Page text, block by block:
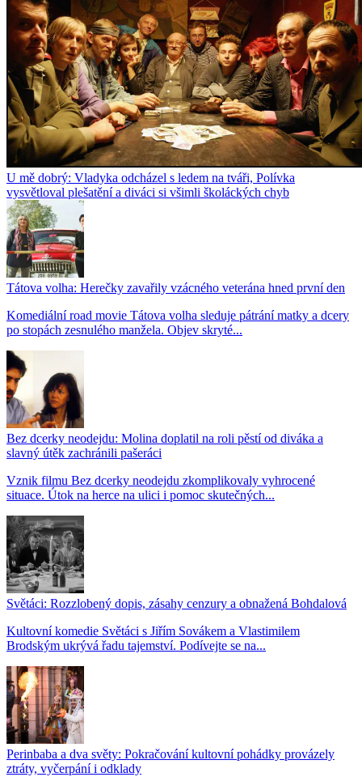
U mě dobrý: Vladyka odcházel s ledem na tváři, Polívka
vysvětloval plešatění a diváci si všimli školáckých chyb
Tátova volha: Herečky zavařily vzácného veterána hned první den
Komediální road movie Tátova volha sleduje pátrání matky a dcery
po stopách zesnulého manžela. Objev skryté...
Bez dcerky neodejdu: Molina doplatil na roli pěstí od diváka a
slavný útěk zachránili pašeráci
Vznik filmu Bez dcerky neodejdu zkomplikovaly vyhrocené
situace. Útok na herce na ulici i pomoc skutečných...
Světáci: Rozzlobený dopis, zásahy cenzury a obnažená Bohdalová
Kultovní komedie Světáci s Jiřím Sovákem a Vlastimilem
Brodským ukrývá řadu tajemství. Podívejte se na...
Perinbaba a dva světy: Pokračování kultovní pohádky provázely
ztráty, vyčerpání i odklady